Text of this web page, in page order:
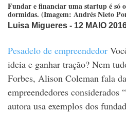
Fundar e financiar uma startup é só
dormidas. (Imagem: Andrés Nieto
Luisa Migueres - 12 MAIO
Pesadelo de empreendedor
ideia e ganhar tração? Nem
Forbes, Alison Coleman fala
empreendedores considerados
autora usa exemplos dos